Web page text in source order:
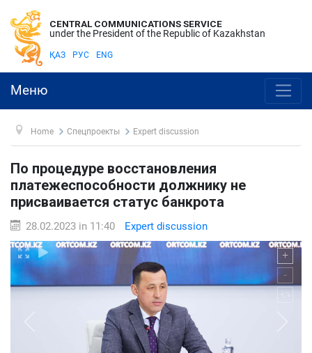
CENTRAL COMMUNICATIONS SERVICE
under the President of the Republic of Kazakhstan
ҚАЗ РУС ENG
Меню
Home Спецпроекты Expert discussion
По процедуре восстановления
платежеспособности должнику не
присваивается статус банкрота
28.02.2023 in 11:40 Expert discussion